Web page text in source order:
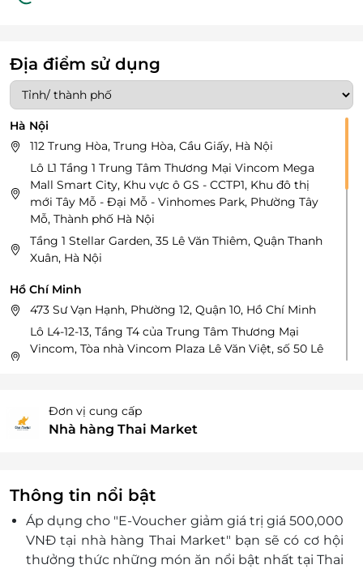
Địa điểm sử dụng
Hà Nội
112 Trung Hòa, Trung Hòa, Cầu Giấy, Hà Nội
Lô L1 Tầng 1 Trung Tâm Thương Mại Vincom Mega
Mall Smart City, Khu vực ô GS - CCTP1, Khu đô thị
mới Tây Mỗ - Đại Mỗ - Vinhomes Park, Phường Tây
Mỗ, Thành phố Hà Nội
Tầng 1 Stellar Garden, 35 Lê Văn Thiêm, Quận Thanh
Xuân, Hà Nội
Hồ Chí Minh
473 Sư Vạn Hạnh, Phường 12, Quận 10, Hồ Chí Minh
Lô L4-12-13, Tầng T4 của Trung Tâm Thương Mại
Vincom, Tòa nhà Vincom Plaza Lê Văn Việt, số 50 Lê
95 Cao Thắng, P.3, Quận 3, HCM
122 Phan Xích Long, Phường 02, Quận Phú Nhuận,
Vấp, Thành phố Hồ Chí Minh
Tầng 3, Lô T8 Trung tâm thương mại Aeon Mall, số
01 đường số 17A, P. Bình Trị Đông B, Bình Tân
L4-12-13 Tầng 4, Toà Nhà GIGAMALL, 240-242 Phạm
Đơn vị cung cấp
Nhà hàng Thai Market
Thông tin nổi bật
Áp dụng cho "E-Voucher giảm giá trị giá 500,000
VNĐ tại nhà hàng Thai Market" bạn sẽ có cơ hội
thưởng thức những món ăn nổi bật nhất tại Thai